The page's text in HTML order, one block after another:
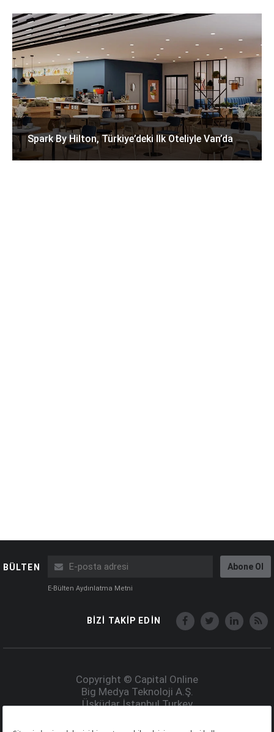
Spark By Hilton, Türkiye’deki Ilk Oteliyle Van’da
BÜLTEN Abone Ol
E-Bülten Aydınlatma Metni
BİZİ TAKİP EDİN
Copyright © Capital Online
Big Medya Teknoloji A.Ş.
Üsküdar İstanbul Turkey
Künye İletişim Çerez Politikası Çerezleri Sıfırla Aydınlatma Metni